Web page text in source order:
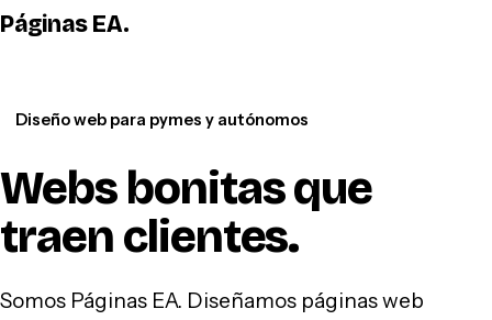
Páginas EA.
Diseño web para pymes y autónomos
Webs bonitas que
traen clientes.
Somos Páginas EA. Diseñamos páginas web